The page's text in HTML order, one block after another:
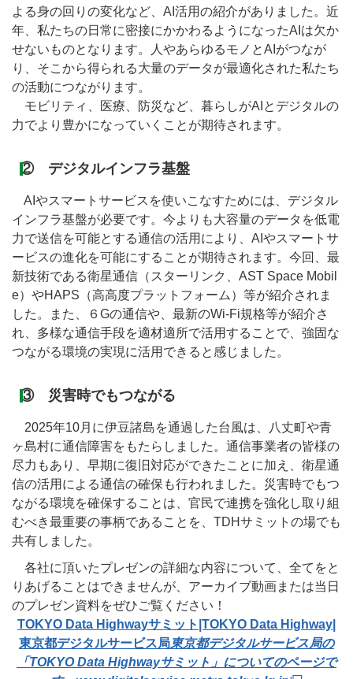
よる身の回りの変化など、AI活用の紹介がありました。近
年、私たちの日常に密接にかかわるようになったAIは欠か
せないものとなります。人やあらゆるモノとAIがつなが
り、そこから得られる大量のデータが最適化された私たち
の活動につながります。
モビリティ、医療、防災など、暮らしがAIとデジタルの
力でより豊かになっていくことが期待されます。
② デジタルインフラ基盤
AIやスマートサービスを使いこなすためには、デジタル
インフラ基盤が必要です。今よりも大容量のデータを低電
力で送信を可能とする通信の活用により、AIやスマートサ
ービスの進化を可能にすることが期待されます。今回、最
新技術である衛星通信（スターリンク、AST Space Mobil
e）やHAPS（高高度プラットフォーム）等が紹介されま
した。また、６Gの通信や、最新のWi-Fi規格等が紹介さ
れ、多様な通信手段を適材適所で活用することで、強固な
つながる環境の実現に活用できると感じました。
③ 災害時でもつながる
2025年10月に伊豆諸島を通過した台風は、八丈町や青
ヶ島村に通信障害をもたらしました。通信事業者の皆様の
尽力もあり、早期に復旧対応ができたことに加え、衛星通
信の活用による通信の確保も行われました。災害時でもつ
ながる環境を確保することは、官民で連携を強化し取り組
むべき最重要の事柄であることを、TDHサミットの場でも
共有しました。
各社に頂いたプレゼンの詳細な内容について、全てをと
りあげることはできませんが、アーカイブ動画または当日
のプレゼン資料をぜひご覧ください！
TOKYO Data Highwayサミット|TOKYO Data Highway|
東京都デジタルサービス局東京都デジタルサービス局の
「TOKYO Data Highwayサミット」についてのページで